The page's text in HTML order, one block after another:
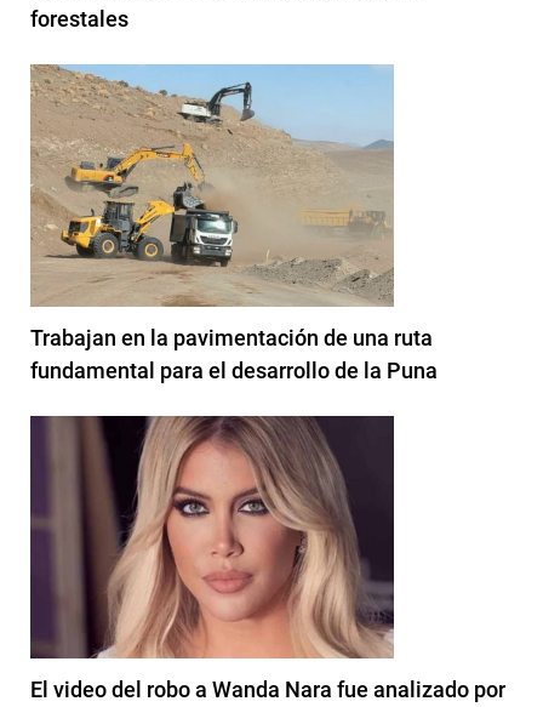
forestales
Trabajan en la pavimentación de una ruta
fundamental para el desarrollo de la Puna
El video del robo a Wanda Nara fue analizado por